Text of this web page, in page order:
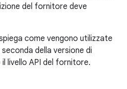
del fornitore deve
come vengono utilizzate
della versione di
livello API del fornitore.